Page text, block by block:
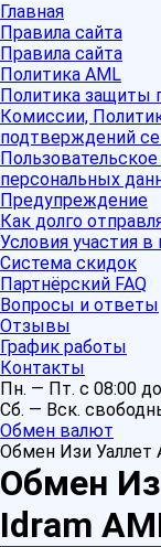
Главная
Правила сайта
Правила сайта
Политика AML
Политика защиты
Комиссии,
подтверждений
персональных
Предупреждение
Как долго
Условия участия
Система скидок
Партнёрский FAQ
Вопросы и ответы
Отзывы
График работы
Контакты
Пн. — Пт. с 08:00
Сб. — Вск.
Обмен валют
Обмен Изи Уаллет
Обмен
Idram